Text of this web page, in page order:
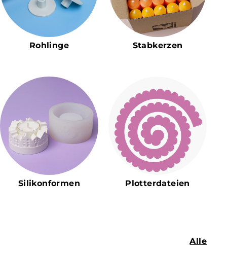
Rohlinge Stabkerzen
Silikonformen Plotterdateien
Alle